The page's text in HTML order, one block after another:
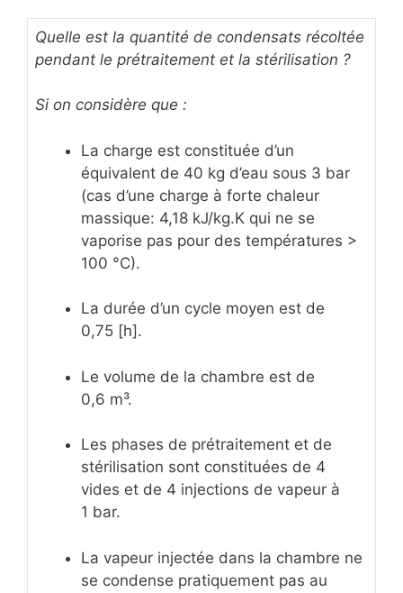
Quelle est la quantité de condensats récoltée
pendant le prétraitement et la stérilisation ?
Si on considère que :
La charge est constituée d’un
équivalent de 40 kg d’eau sous 3 bar
(cas d’une charge à forte chaleur
massique: 4,18 kJ/kg.K qui ne se
vaporise pas pour des températures >
100 °C).
La durée d’un cycle moyen est de
0,75 [h].
Le volume de la chambre est de
0,6 m³.
Les phases de prétraitement et de
stérilisation sont constituées de 4
vides et de 4 injections de vapeur à
1 bar.
La vapeur injectée dans la chambre ne
se condense pratiquement pas au